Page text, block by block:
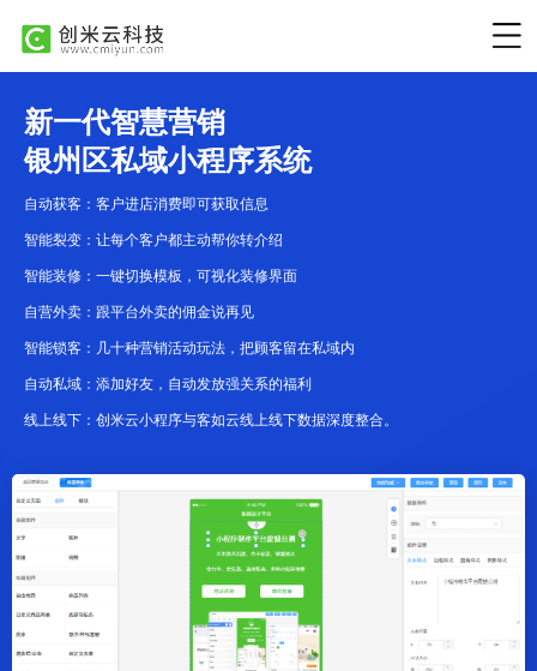
新一代智慧营销
银州区私域小程序系统
自动获客：客户进店消费即可获取信息
智能裂变：让每个客户都主动帮你转介绍
智能装修：一键切换模板，可视化装修界面
自营外卖：跟平台外卖的佣金说再见
智能锁客：几十种营销活动玩法，把顾客留在私域内
自动私域：添加好友，自动发放强关系的福利
线上线下：创米云小程序与客如云线上线下数据深度整合。